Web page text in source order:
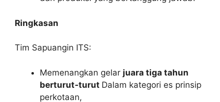
Ringkasan
Tim Sapuangin ITS:
Memenangkan gelar juara tiga tahun
berturut‑turut Dalam kategori es prinsip
perkotaan,